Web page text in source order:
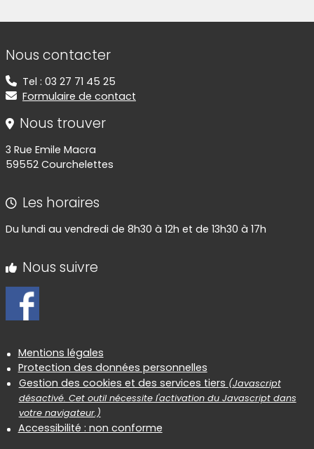
Informations de contact
Nous contacter
Tel : 03 27 71 45 25
Formulaire de contact
Nous trouver
3 Rue Emile Macra
59552 Courchelettes
Les horaires
Du lundi au vendredi de 8h30 à 12h et de 13h30 à 17h
Nous suivre
Informations réglementaires
Mentions légales
Protection des données personnelles
Gestion des cookies et des services tiers (Javascript
désactivé. Cet outil nécessite l'activation du Javascript dans
votre navigateur.)
Accessibilité : non conforme